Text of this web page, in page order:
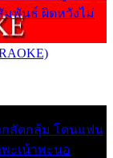
มพันธ์ ผิดหวังไม่
กลัดกลุ้ม โดนแฟน
ะเน้าพะนอ